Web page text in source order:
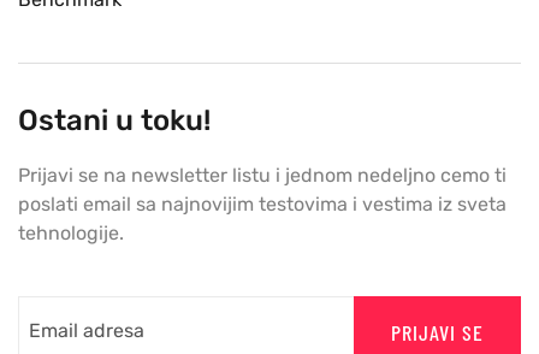
Ostani u toku!
Prijavi se na newsletter listu i jednom nedeljno cemo ti
poslati email sa najnovijim testovima i vestima iz sveta
tehnologije.
PRIJAVI SE